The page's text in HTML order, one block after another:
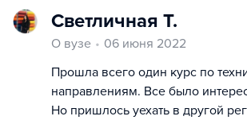
Светличная Т.
О вузе
06 июня 2022
Прошла всего один курс по
направлениям. Все было
Но пришлось уехать в другой